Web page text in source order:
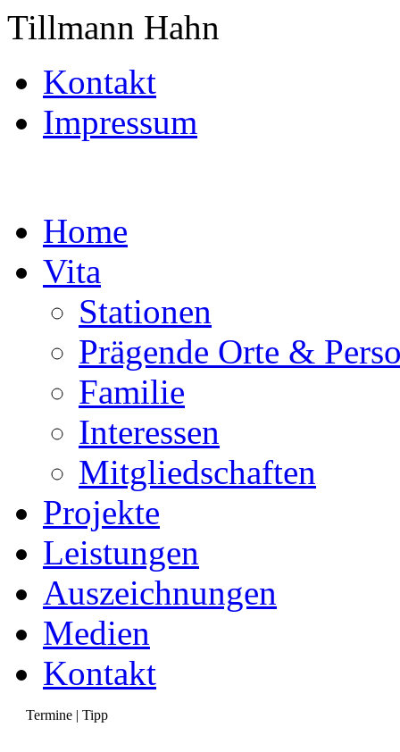
Tillmann Hahn
Kontakt
Impressum
Home
Vita
Stationen
Prägende Orte &
Familie
Interessen
Mitgliedschaften
Projekte
Leistungen
Auszeichnungen
Medien
Kontakt
Termine | Tipp